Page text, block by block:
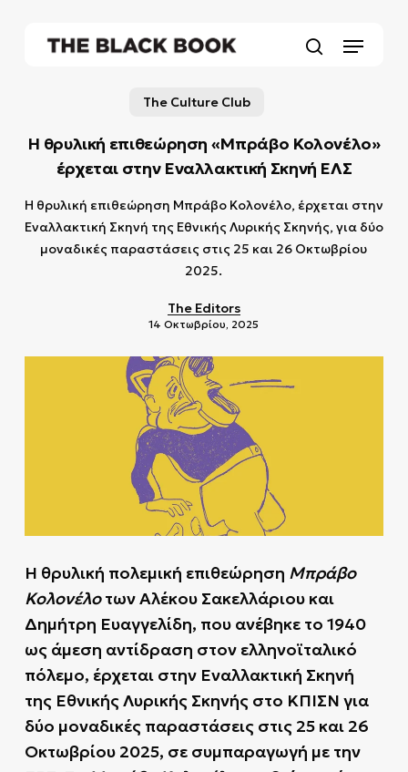
Menu
The Culture Club
Η θρυλική επιθεώρηση «Μπράβο Κολονέλο»
έρχεται στην Εναλλακτική Σκηνή ΕΛΣ
Η θρυλική επιθεώρηση Μπράβο Κολονέλο, έρχεται στην
Εναλλακτική Σκηνή της Εθνικής Λυρικής Σκηνής, για δύο
μοναδικές παραστάσεις στις 25 και 26 Οκτωβρίου
2025.
The Editors
14 Οκτωβρίου, 2025
Η θρυλική πολεμική επιθεώρηση Μπράβο
Κολονέλοτων Αλέκου Σακελλάριου και
Δημήτρη Ευαγγελίδη, που ανέβηκε το 1940
ως άμεση αντίδραση στον ελληνοϊταλικό
πόλεμο, έρχεται στην Εναλλακτική Σκηνή
της Εθνικής Λυρικής Σκηνής στο ΚΠΙΣΝ για
δύο μοναδικές παραστάσεις στις 25 και 26
Οκτωβρίου 2025, σε συμπαραγωγή με την